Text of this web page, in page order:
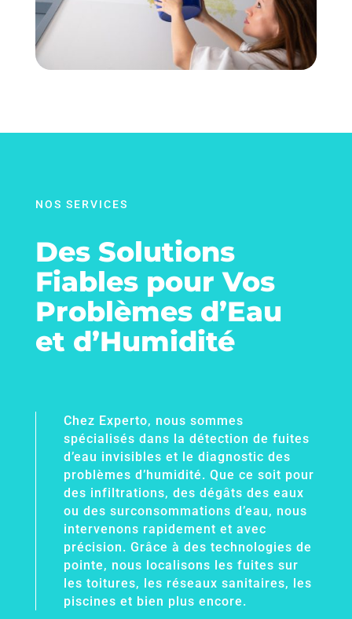
NOS SERVICES
Des Solutions
Fiables pour Vos
Problèmes d’Eau
et d’Humidité
Chez Experto, nous sommes
spécialisés dans la détection de fuites
d’eau invisibles et le diagnostic des
problèmes d’humidité. Que ce soit pour
des infiltrations, des dégâts des eaux
ou des surconsommations d’eau, nous
intervenons rapidement et avec
précision. Grâce à des technologies de
pointe, nous localisons les fuites sur
les toitures, les réseaux sanitaires, les
piscines et bien plus encore.